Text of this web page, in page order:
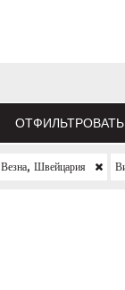
Везна, Швейцария